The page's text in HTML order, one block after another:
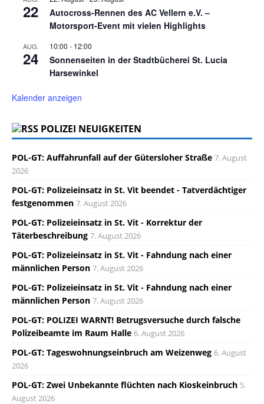
22
Autocross-Rennen des AC Vellern e.V. –
Motorsport-Event mit vielen Highlights
AUG.
24
10:00 - 12:00
Sonnenseiten in der Stadtbücherei St. Lucia
Harsewinkel
Kalender anzeigen
POLIZEI NEUIGKEITEN
POL-GT: Auffahrunfall auf der Gütersloher Straße 7. August
2026
POL-GT: Polizeieinsatz in St. Vit beendet - Tatverdächtiger
festgenommen 7. August 2026
POL-GT: Polizeieinsatz in St. Vit - Korrektur der
Täterbeschreibung 7. August 2026
POL-GT: Polizeieinsatz in St. Vit - Fahndung nach einer
männlichen Person 7. August 2026
POL-GT: Polizeieinsatz in St. Vit - Fahndung nach einer
männlichen Person 7. August 2026
POL-GT: POLIZEI WARNT! Betrugsversuche durch falsche
Polizeibeamte im Raum Halle 6. August 2026
POL-GT: Tageswohnungseinbruch am Weizenweg 6. August
2026
POL-GT: Zwei Unbekannte flüchten nach Kioskeinbruch 5.
August 2026